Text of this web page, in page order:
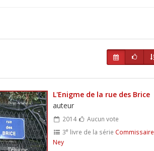
L'Enigme de la rue des Brice
auteur
2014
Aucun vote
3e livre de la série Commissaire
Ney